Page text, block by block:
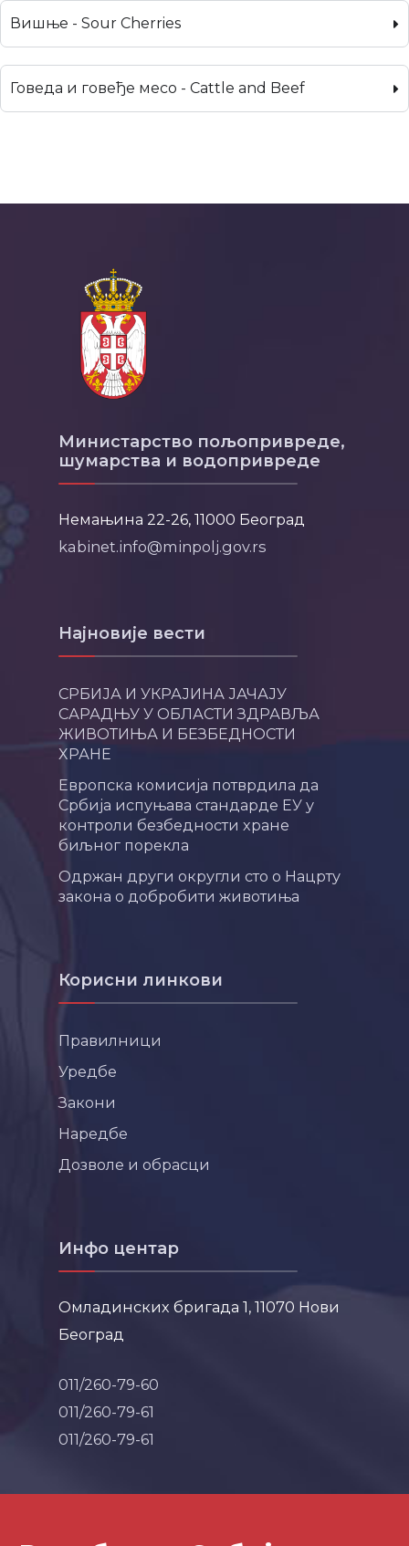
Вишње - Sour Cherries
Говеда и говеђе месо - Cattle and Beef
Министарство пољопривреде,
шумарства и водопривреде
Немањина 22-26, 11000 Београд
kabinet.info@minpolj.gov.rs
Најновије вести
СРБИЈА И УКРАЈИНА ЈАЧАЈУ
САРАДЊУ У ОБЛАСТИ ЗДРАВЉА
ЖИВОТИЊА И БЕЗБЕДНОСТИ
ХРАНЕ
Европска комисија потврдила да
Србија испуњава стандарде ЕУ у
контроли безбедности хране
биљног порекла
Одржан други округли сто о Нацрту
закона о добробити животиња
Корисни линкови
Правилници
Уредбе
Закони
Наредбе
Дозволе и обрасци
Инфо центар
Омладинских бригада 1, 11070 Нови
Београд
011/260-79-60
011/260-79-61
011/260-79-61